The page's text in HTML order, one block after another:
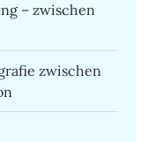
– zwischen
zwischen